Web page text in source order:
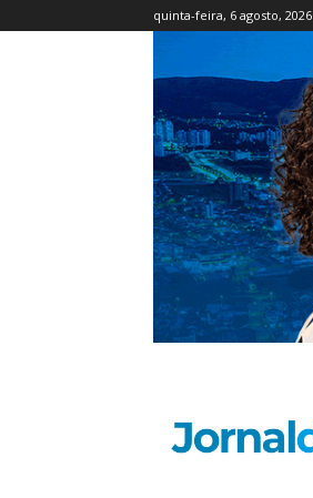
quinta-feira, 6 agosto, 2026